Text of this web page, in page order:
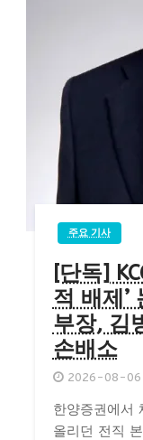
주요 기사
[단독]
적 배제’
부장, 김
손배소
2026-08-06
한양증권에서
올리던 전직